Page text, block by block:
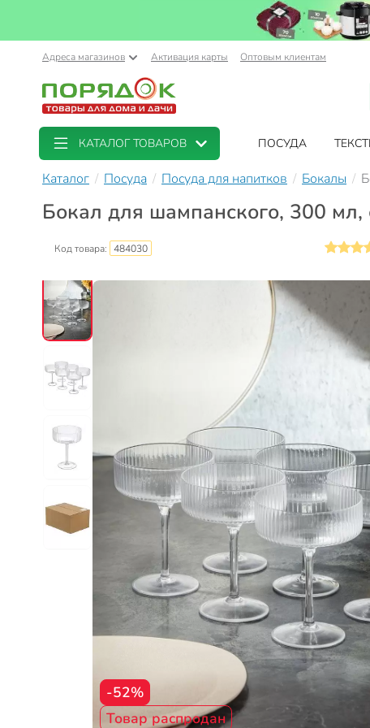
Адреса магазинов Активация карты Оптовым клиентам
КАТАЛОГ ТОВАРОВ ПОСУДА
Каталог Посуда Посуда для напитков Бокалы
Бокал для шампанского, 300
Код товара: 484030
-52%
Товар распродан